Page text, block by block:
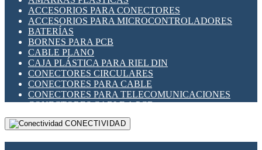
INDICADORES PARA PANEL
INTERFACES DE RELÉ
INTERRUPTORES FIN DE CARRERA
LLAVES CONMUTADORAS
MEDIDORES DE ENERGÍA Y TC'S DE CORRIENTE
MOTORES PASO A PASO
PANTALLAS HMI
PLC -CONTROLADORES LÓGICO PROGRAMABLES
PROGRAMADORES DE HORARIO
RELÉS DE PROTECCIÓN
SENSORES CAPACITIVOS
ACCESORIOS PARA CONECTORES
ACCESORIOS PARA MICROCONTROLADORES
BATERÍAS
BORNES PARA PCB
CABLE PLANO
CAJA PLÁSTICA PARA RIEL DIN
CONECTORES CIRCULARES
CONECTORES PARA CABLE
CONECTORES PARA TELECOMUNICACIONES
CONECTORES CABLE A PCB
CONECTORES PCB A CABLE
DIP SWITCHESCONECTIVIDAD